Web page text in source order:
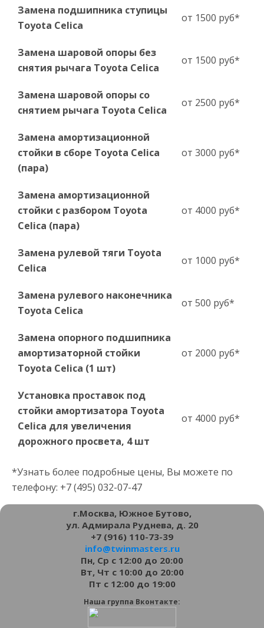
Замена подшипника ступицы
Toyota Celica
от 1500 руб*
Замена шаровой опоры без
снятия рычага Toyota Celica
от 1500 руб*
Замена шаровой опоры со
снятием рычага Toyota Celica
от 2500 руб*
Замена амортизационной
стойки в сборе Toyota Celica
(пара)
от 3000 руб*
Замена амортизационной
стойки с разбором Toyota
Celica (пара)
от 4000 руб*
Замена рулевой тяги Toyota
Celica
от 1000 руб*
Замена рулевого наконечника
Toyota Celica
от 500 руб*
Замена опорного подшипника
амортизаторной стойки
Toyota Celica (1 шт)
от 2000 руб*
Установка проставок под
стойки амортизатора Toyota
Celica для увеличения
дорожного просвета, 4 шт
от 4000 руб*
*Узнать более подробные цены, Вы можете по
телефону: +7 (495) 032-07-47
г.Москва, Южное Бутово,
ул. Адмирала Руднева, д. 20
+7 (916) 110-73-39
info@twinmasters.ru
Пн, Ср с 12:00 до 20:00
Вт, Чт с 10:00 до 20:00
Пт с 12:00 до 19:00
Наша группа Вконтакте: